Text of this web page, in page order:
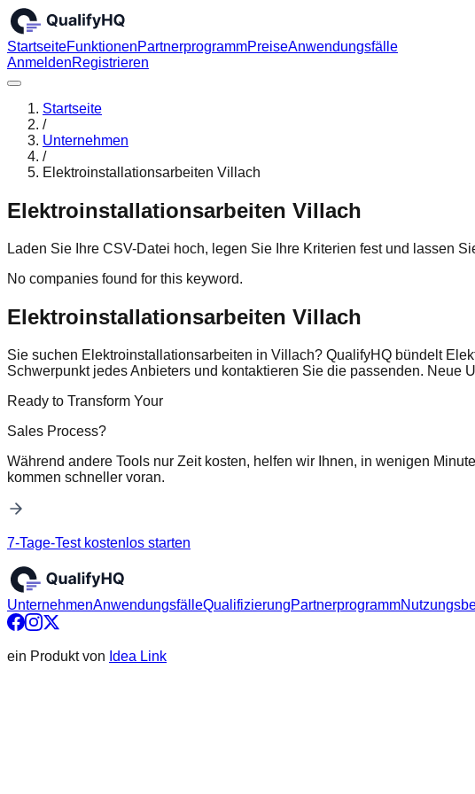
StartseiteFunktionenPartnerprogrammPreiseAnwendungsfälle
AnmeldenRegistrieren
Startseite
/
Unternehmen
/
Elektroinstallationsarbeiten Villach
Elektroinstallationsarbeiten Villach
Laden Sie Ihre CSV-Datei hoch, legen Sie Ihre Kriterien fest und lassen
No companies found for this keyword.
Elektroinstallationsarbeiten Villach
Sie suchen Elektroinstallationsarbeiten in Villach? QualifyHQ bündelt
Schwerpunkt jedes Anbieters und kontaktieren Sie die passenden.
Ready to Transform Your
Sales Process?
Während andere Tools nur Zeit kosten, helfen wir Ihnen, in wenigen
kommen schneller voran.
7-Tage-Test kostenlos starten
UnternehmenAnwendungsfälleQualifizierungPartnerprogramm
ein Produkt von Idea Link